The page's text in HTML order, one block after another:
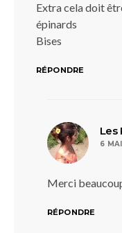
Extra cela doit
épinards
Bises
RÉPONDRE
Les
6
Merci
RÉPONDRE